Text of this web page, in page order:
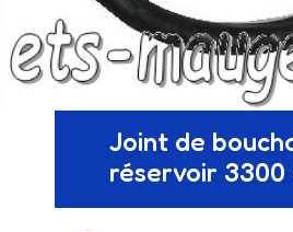
Joint de
réservoir 3300